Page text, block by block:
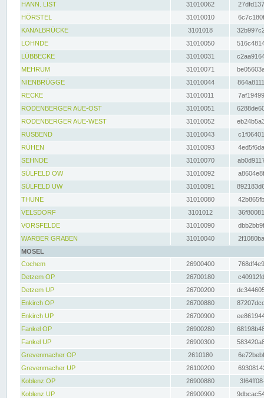
HANN. LIST
31010062
HÖRSTEL
31010010
KANALBRÜCKE
3101018
LOHNDE
31010050
LÜBBECKE
31010031
MEHRUM
31010071
NIENBRÜGGE
31010044
RECKE
31010011
RODENBERGER AUE-OST
31010051
RODENBERGER AUE-WEST
31010052
RUSBEND
31010043
RÜHEN
31010093
SEHNDE
31010070
SÜLFELD OW
31010092
SÜLFELD UW
31010091
THUNE
31010080
VELSDORF
3101012
VORSFELDE
31010090
WARBER GRABEN
31010040
MOSEL
Cochem
26900400
Detzem OP
26700180
Detzem UP
26700200
Enkirch OP
26700880
Enkirch UP
26700900
Fankel OP
26900280
Fankel UP
26900300
Grevenmacher OP
2610180
Grevenmacher UP
26100200
Koblenz OP
26900880
Koblenz UP
26900900